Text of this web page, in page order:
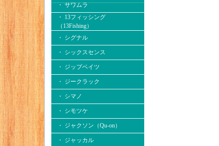
・ サワムラ
・ 13フィッシング
（13Fishing）
・ シグナル
・ シックスセンス
・ ジップベイツ
・ ジークラック
・ シマノ
・ シモツケ
・ ジャクソン（Qu-on）
・ ジャッカル